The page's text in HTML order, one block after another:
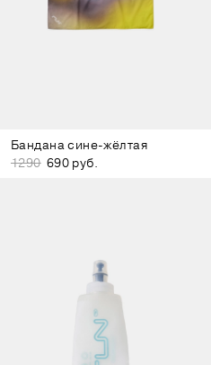
Бандана сине-жёлтая
1290 690 руб.